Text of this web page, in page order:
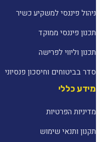
ניהול פיננסי למשקיע כשיר
תכנון פיננסי ממוקד
תכנון וליווי לפרישה
סדר בביטוחים וחיסכון פנסיוני
מידע כללי
מדיניות הפרטיות
תקנון ותנאי שימוש